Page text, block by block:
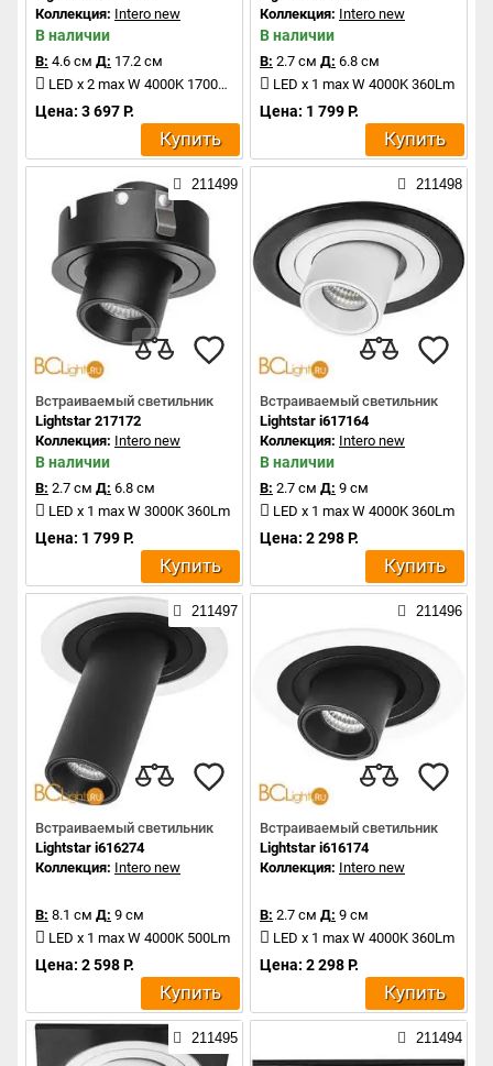
Коллекция: Intero new
В наличии
В: 4.6 см Д: 17.2 см
LED x 2 max W 4000K 1700Lm
Цена: 3 697 Р.
Купить
Коллекция: Intero new
В наличии
В: 2.7 см Д: 6.8 см
LED x 1 max W 4000K 360Lm
Цена: 1 799 Р.
Купить
211499
Встраиваемый светильник
Lightstar 217172
Коллекция: Intero new
В наличии
В: 2.7 см Д: 6.8 см
LED x 1 max W 3000K 360Lm
Цена: 1 799 Р.
Купить
211498
Встраиваемый светильник
Lightstar i617164
Коллекция: Intero new
В наличии
В: 2.7 см Д: 9 см
LED x 1 max W 4000K 360Lm
Цена: 2 298 Р.
Купить
211497
Встраиваемый светильник
Lightstar i616274
Коллекция: Intero new
В: 8.1 см Д: 9 см
LED x 1 max W 4000K 500Lm
Цена: 2 598 Р.
Купить
211496
Встраиваемый светильник
Lightstar i616174
Коллекция: Intero new
В: 2.7 см Д: 9 см
LED x 1 max W 4000K 360Lm
Цена: 2 298 Р.
Купить
211495 211494